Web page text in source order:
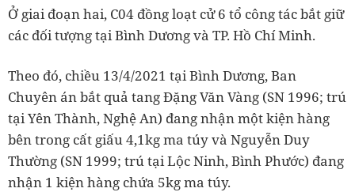
Ở giai đoạn hai, C04 đồng loạt cử 6 tổ công tác bắt giữ
các đối tượng tại Bình Dương và TP. Hồ Chí Minh.
Theo đó, chiều 13/4/2021 tại Bình Dương, Ban
Chuyên án bắt quả tang Đặng Văn Vàng (SN 1996; trú
tại Yên Thành, Nghệ An) đang nhận một kiện hàng
bên trong cất giấu 4,1kg ma túy và Nguyễn Duy
Thường (SN 1999; trú tại Lộc Ninh, Bình Phước) đang
nhận 1 kiện hàng chứa 5kg ma túy.